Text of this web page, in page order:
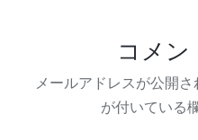
コメン
メールアドレスが公開さ
が付いている